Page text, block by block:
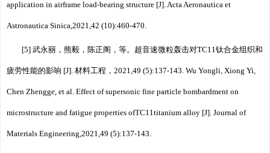
application in airframe load⁃bearing structure [J]. Acta Aeronautica et
Astronautica Sinica,2021,42 (10):460⁃470.
[5] 武永丽，熊毅，陈正阁，等。超音速微粒轰击对TC11钛合金组织和
疲劳性能的影响 [J]. 材料工程，2021,49 (5):137⁃143. Wu Yongli, Xiong Yi,
Chen Zhengge, et al. Effect of supersonic fine particle bombardment on
microstructure and fatigue properties ofTC11titanium alloy [J]. Journal of
Materials Engineering,2021,49 (5):137⁃143.